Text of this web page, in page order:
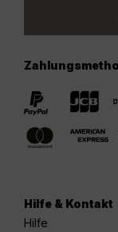
Hilfe & Kontakt
Hilfe